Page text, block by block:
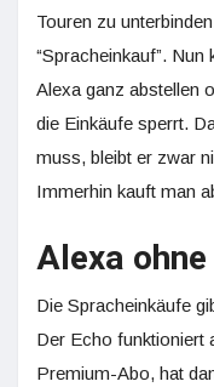
Touren zu
“Spracheinkauf”.
Alexa ganz abstellen
die Einkäufe sperrt.
muss, bleibt er zwar
Immerhin kauft man
Alexa
Die Spracheinkäufe
Der Echo funktioniert
Premium-Abo, hat